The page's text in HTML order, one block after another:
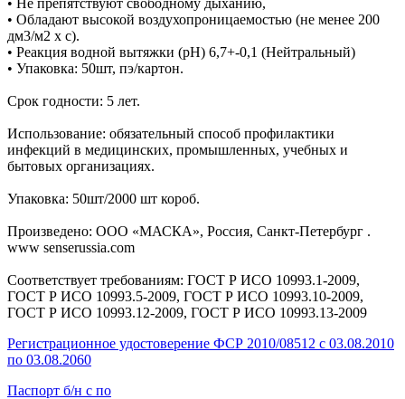
• Обладают высокой воздухопроницаемостью (не менее 200
дм3/м2 х с).
• Реакция водной вытяжки (рН) 6,7+-0,1 (Нейтральный)
• Упаковка: 50шт, пэ/картон.
Срок годности: 5 лет.
Использование: обязательный способ профилактики
инфекций в медицинских, промышленных, учебных и
бытовых организациях.
Упаковка: 50шт/2000 шт короб.
Произведено: ООО «МАСКА», Россия, Санкт-Петербург .
www senserussia.com
Соответствует требованиям: ГОСТ Р ИСО 10993.1-2009,
ГОСТ Р ИСО 10993.5-2009, ГОСТ Р ИСО 10993.10-2009,
ГОСТ Р ИСО 10993.12-2009, ГОСТ Р ИСО 10993.13-2009
Регистрационное удостоверение ФСР 2010/08512 с 03.08.2010
по 03.08.2060
Паспорт б/н с по